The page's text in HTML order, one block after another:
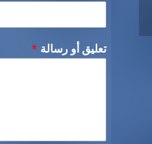
تعليق أو رسالة *